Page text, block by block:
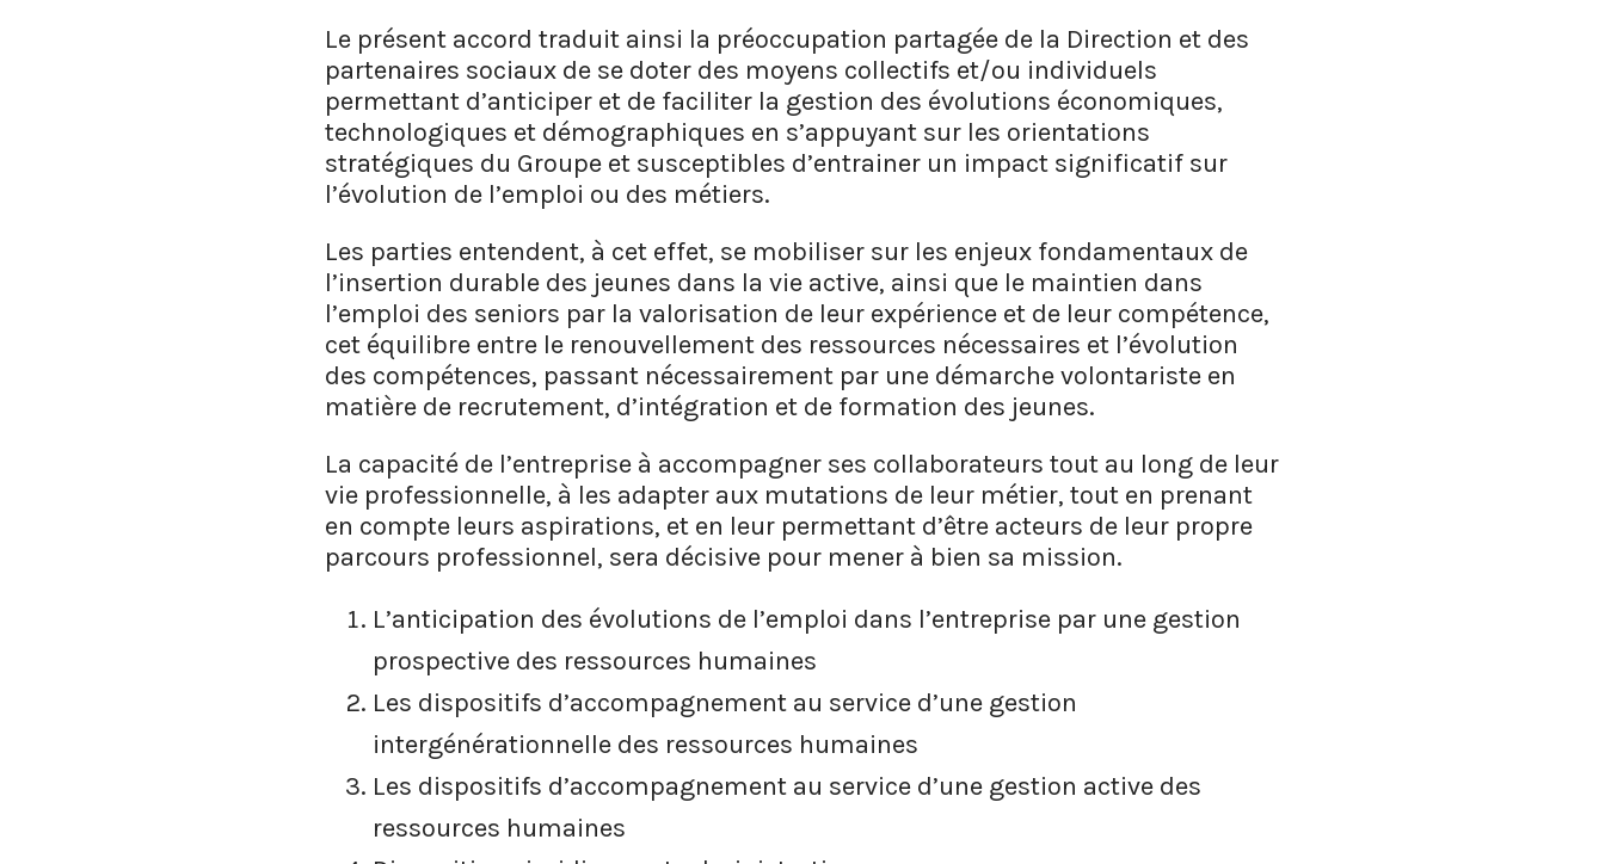
Le présent accord traduit ainsi la préoccupation partagée de la Direction et des
partenaires sociaux de se doter des moyens collectifs et/ou individuels
permettant d’anticiper et de faciliter la gestion des évolutions économiques,
technologiques et démographiques en s’appuyant sur les orientations
stratégiques du Groupe et susceptibles d’entrainer un impact significatif sur
l’évolution de l’emploi ou des métiers.
Les parties entendent, à cet effet, se mobiliser sur les enjeux fondamentaux de
l’insertion durable des jeunes dans la vie active, ainsi que le maintien dans
l’emploi des seniors par la valorisation de leur expérience et de leur compétence,
cet équilibre entre le renouvellement des ressources nécessaires et l’évolution
des compétences, passant nécessairement par une démarche volontariste en
matière de recrutement, d’intégration et de formation des jeunes.
La capacité de l’entreprise à accompagner ses collaborateurs tout au long de leur
vie professionnelle, à les adapter aux mutations de leur métier, tout en prenant
en compte leurs aspirations, et en leur permettant d’être acteurs de leur propre
parcours professionnel, sera décisive pour mener à bien sa mission.
L’anticipation des évolutions de l’emploi dans l’entreprise par une gestion
prospective des ressources humaines
Les dispositifs d’accompagnement au service d’une gestion
intergénérationnelle des ressources humaines
Les dispositifs d’accompagnement au service d’une gestion active des
ressources humaines